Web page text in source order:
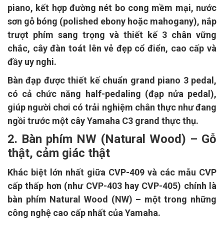
piano, kết hợp đường nét bo cong mềm mại, nước
sơn gỗ bóng (polished ebony hoặc mahogany), nắp
trượt phím sang trọng và thiết kế 3 chân vững
chắc, cây đàn toát lên vẻ đẹp cổ điển, cao cấp và
đầy uy nghi.
Bàn đạp được thiết kế chuẩn grand piano 3 pedal,
có cả chức năng half-pedaling (đạp nửa pedal),
giúp người chơi có trải nghiệm chân thực như đang
ngồi trước một cây Yamaha C3 grand thực thụ.
2. Bàn phím NW (Natural Wood) – Gỗ
thật, cảm giác thật
Khác biệt lớn nhất giữa CVP-409 và các mẫu CVP
cấp thấp hơn (như CVP-403 hay CVP-405) chính là
bàn phím Natural Wood (NW) – một trong những
công nghệ cao cấp nhất của Yamaha.